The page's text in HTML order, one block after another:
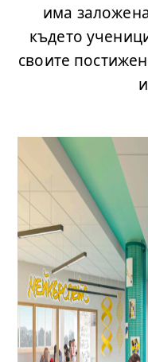
има
където
своите